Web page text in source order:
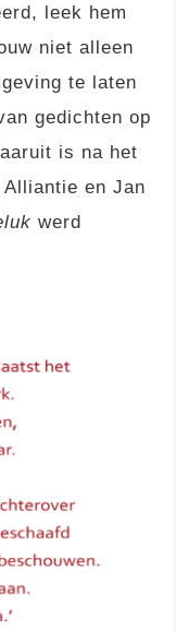
leek hem
niet alleen
te laten
gedichten op
is na het
en Jan
werd